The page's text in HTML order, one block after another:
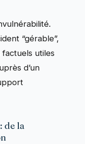
“gérable”,
utiles
d’un
de la